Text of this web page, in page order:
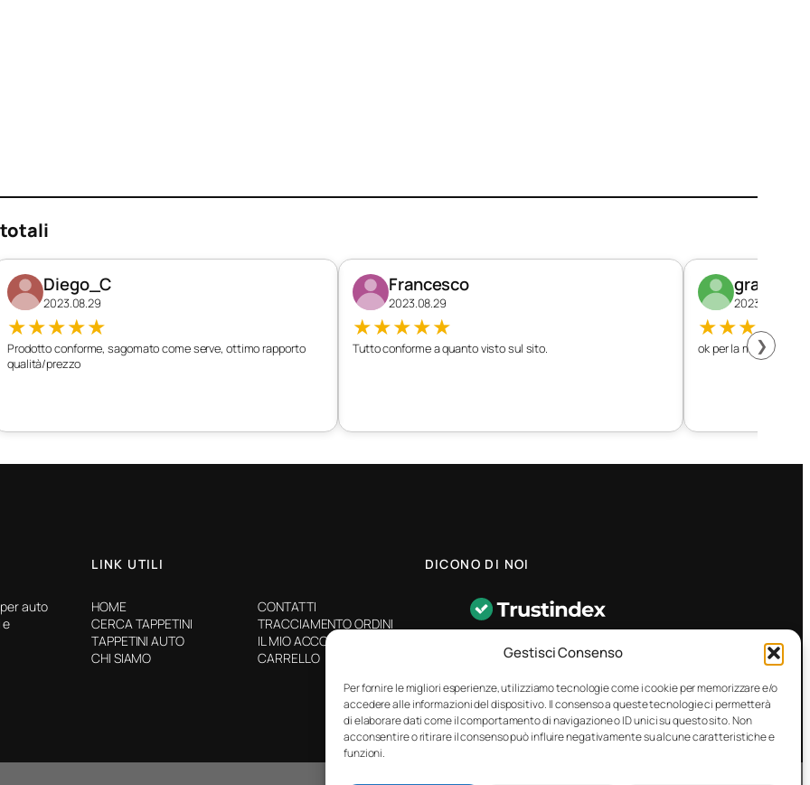
Gestisci Consenso
Per fornire le migliori esperienze, utilizziamo tecnologie come i cookie per memorizzare e/o
accedere alle informazioni del dispositivo. Il consenso a queste tecnologie ci permetterà
di elaborare dati come il comportamento di navigazione o ID unici su questo sito. Non
acconsentire o ritirare il consenso può influire negativamente su alcune caratteristiche e
funzioni.
totali
Diego_C
2023.08.29
★★★★★
Prodotto conforme, sagomato come serve, ottimo rapporto
qualità/prezzo
Francesco
2023.08.29
★★★★★
Tutto conforme a quanto visto sul sito.
graziano
2023.08.26
★★★★
ok per la mia vettura
❯
auto
e
LINK UTILI
HOME
CERCA TAPPETINI
TAPPETINI AUTO
CHI SIAMO
CONTATTI
TRACCIAMENTO ORDINI
IL MIO ACCOUNT
CARRELLO
DICONO DI NOI
★4.8–1458 recensioni
CONTATTO RAPIDO